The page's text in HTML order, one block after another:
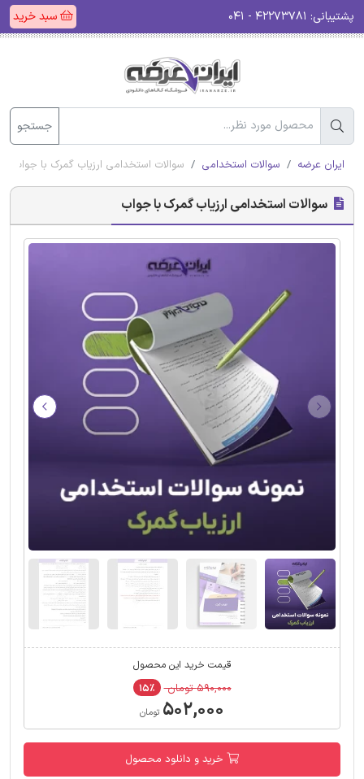
پشتیبانی: سبد خرید
جستجو
ایران عرضه سوالات استخدامی سوالات استخدامی ارزیاب گمرک با جواب
سوالات استخدامی ارزیاب گمرک با جواب
قیمت خرید این محصول
۵۹۰,۰۰۰ تومان ۱۵٪
۵۰۲,۰۰۰ تومان
خرید و دانلود محصول